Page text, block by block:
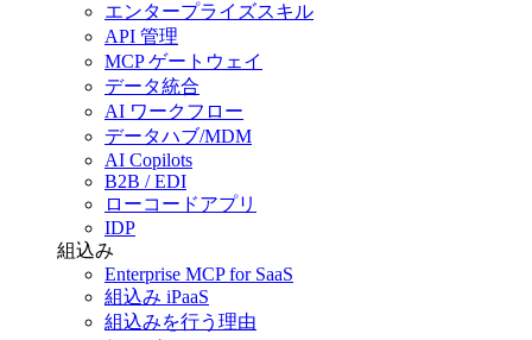
エンタープライズスキル
API 管理
MCP ゲートウェイ
データ統合
AI ワークフロー
データハブ/MDM
AI Copilots
B2B / EDI
ローコードアプリ
IDP
組込み
Enterprise MCP for SaaS
組込み iPaaS
組込みを行う理由